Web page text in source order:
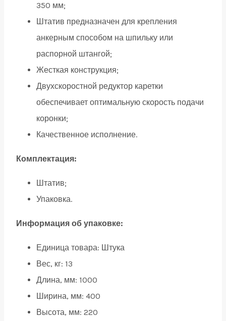
350 мм;
Штатив предназначен для крепления
анкерным способом на шпильку или
распорной штангой;
Жесткая конструкция;
Двухскоростной редуктор каретки
обеспечивает оптимальную скорость подачи
коронки;
Качественное исполнение.
Комплектация:
Штатив;
Упаковка.
Информация об упаковке:
Единица товара: Штука
Вес, кг: 13
Длина, мм: 1000
Ширина, мм: 400
Высота, мм: 220